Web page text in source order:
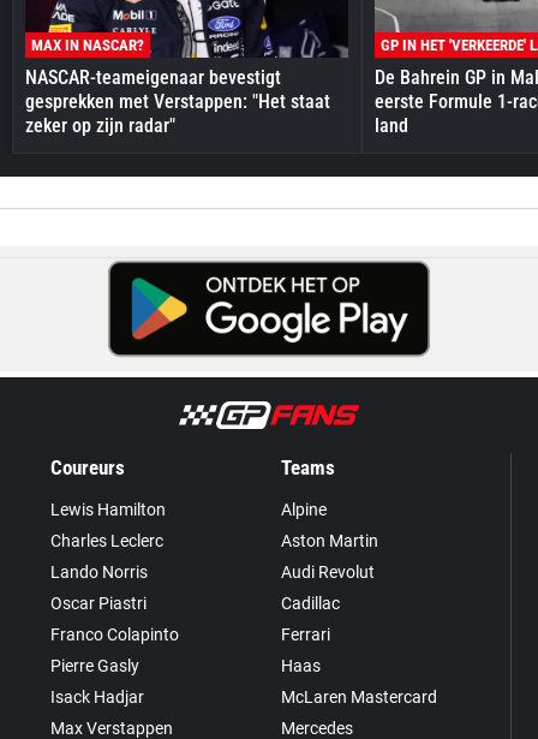
MAX IN NASCAR?
NASCAR-teameigenaar bevestigt
gesprekken met Verstappen: "Het staat
zeker op zijn radar"
GP IN HET 'VERKEERDE'
De Bahrein GP in
eerste Formule 1-
land
Coureurs
Lewis Hamilton
Charles Leclerc
Lando Norris
Oscar Piastri
Franco Colapinto
Pierre Gasly
Isack Hadjar
Max Verstappen
Teams
Alpine
Aston Martin
Audi Revolut
Cadillac
Ferrari
Haas
McLaren Mastercard
Mercedes